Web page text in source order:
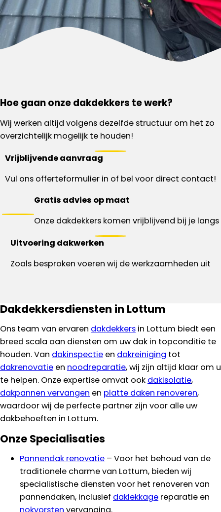
Hoe gaan onze dakdekkers te werk?
Wij werken altijd volgens dezelfde structuur om het zo
overzichtelijk mogelijk te houden!
Vrijblijvende aanvraag
Vul ons offerteformulier in of bel voor direct contact!
Gratis advies op maat
Onze dakdekkers komen vrijblijvend bij je langs
Uitvoering dakwerken
Zoals besproken voeren wij de werkzaamheden uit
Dakdekkersdiensten in Lottum
Ons team van ervaren dakdekkers in Lottum biedt een
breed scala aan diensten om uw dak in topconditie te
houden. Van dakinspectie en dakreiniging tot
dakrenovatie en noodreparatie, wij zijn altijd klaar om u
te helpen. Onze expertise omvat ook dakisolatie,
dakpannen vervangen en platte daken renoveren,
waardoor wij de perfecte partner zijn voor alle uw
dakbehoeften in Lottum.
Onze Specialisaties
Pannendak renovatie – Voor het behoud van de
traditionele charme van Lottum, bieden wij
specialistische diensten voor het renoveren van
pannendaken, inclusief daklekkage reparatie en